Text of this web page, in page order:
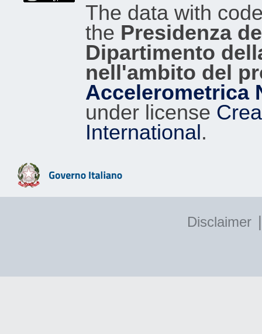
The data with
the Presidenza
Dipartimento
nell'ambito del
Accelerometrica
under license
International.
Disclaimer